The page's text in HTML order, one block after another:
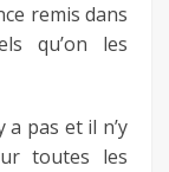
remis dans
qu’on les
pas et il n’y
toutes les